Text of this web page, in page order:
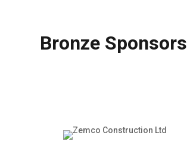
Bronze Sponsors